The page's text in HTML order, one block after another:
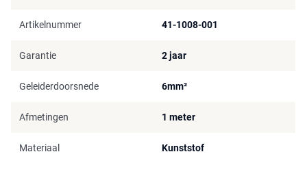
Artikelnummer 41-1008-001
Garantie 2 jaar
Geleiderdoorsnede 6mm²
Afmetingen 1 meter
Materiaal Kunststof